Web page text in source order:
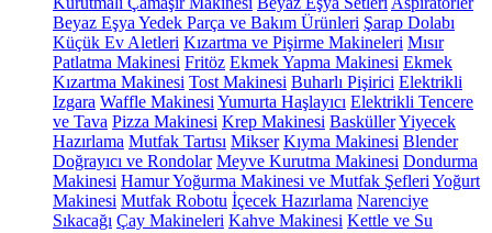
Beyaz Eşya Yedek Parça ve Bakım Ürünleri Şarap Dolabı
Küçük Ev Aletleri Kızartma ve Pişirme Makineleri Mısır
Patlatma Makinesi Fritöz Ekmek Yapma Makinesi Ekmek
Kızartma Makinesi Tost Makinesi Buharlı Pişirici Elektrikli
Izgara Waffle Makinesi Yumurta Haşlayıcı Elektrikli Tencere
ve Tava Pizza Makinesi Krep Makinesi BasküllerYiyecek
Hazırlama Mutfak Tartısı Mikser Kıyma Makinesi Blender
Doğrayıcı ve Rondolar Meyve Kurutma Makinesi Dondurma
Makinesi Hamur Yoğurma Makinesi ve Mutfak Şefleri Yoğurt
Makinesi Mutfak Robotu İçecek Hazırlama Narenciye
Sıkacağı Çay Makineleri Kahve Makinesi Kettle ve Su